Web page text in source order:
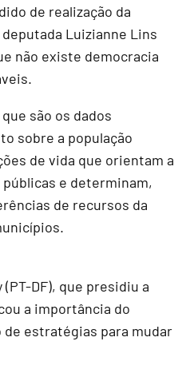
de realização da
deputada Luizianne Lins
não existe democracia
são os dados
sobre a população
de vida que orientam a
e determinam,
de recursos da
DF), que presidiu a
a importância do
estratégias para mudar